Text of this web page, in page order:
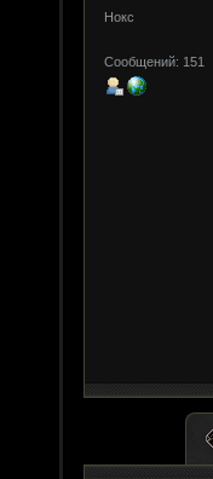
Нокс
Сообщений: 151